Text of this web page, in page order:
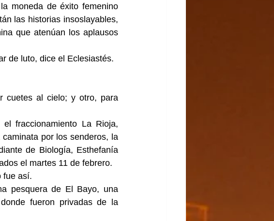
moneda de éxito femenino
las historias insoslayables,
que atenúan los aplausos
de luto, dice el Eclesiastés.
cuetes al cielo; y otro, para
fraccionamiento La Rioja,
por los senderos, la
de Biología, Esthefanía
el martes 11 de febrero.
fue así.
pesquera de El Bayo, una
fueron privadas de la